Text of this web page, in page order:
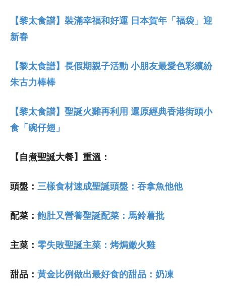
【黎太食譜】裝滿幸福和好運 日本賀年「福袋」迎
新春
【黎太食譜】長假期親子活動 小朋友最愛色彩繽紛
朱古力棒棒
【黎太食譜】聖誕火雞再利用 還原經典香港街頭小
食「碗仔翅」
【自煮聖誕大餐】重溫：
頭盤： 三樣食材速成聖誕頭盤：吞拿魚他他
配菜： 飽肚又營養聖誕配菜：馬鈴薯批
主菜： 零失敗聖誕主菜：烤焗嫩火雞
甜品： 黃金比例做出最好食的甜品：奶凍